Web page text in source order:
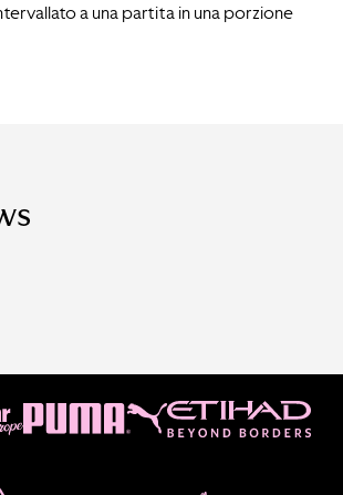
a una partita in una porzione